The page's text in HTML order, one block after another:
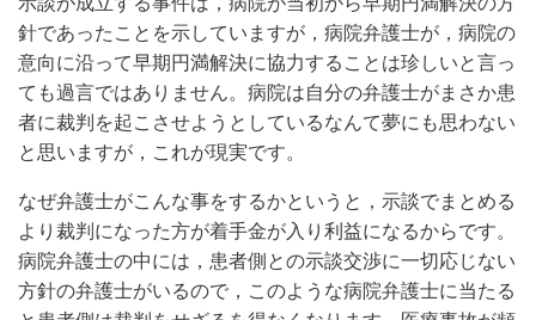
針であったことを示していますが，病院弁護士が，病院の
意向に沿って早期円満解決に協力することは珍しいと言っ
ても過言ではありません。病院は自分の弁護士がまさか患
者に裁判を起こさせようとしているなんて夢にも思わない
と思いますが，これが現実です。
なぜ弁護士がこんな事をするかというと，示談でまとめる
より裁判になった方が着手金が入り利益になるからです。
病院弁護士の中には，患者側との示談交渉に一切応じない
方針の弁護士がいるので，このような病院弁護士に当たる